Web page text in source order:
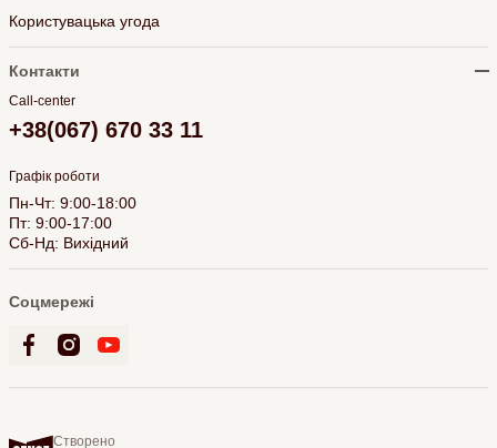
Користувацька угода
Контакти
Call-center
+38(067) 670 33 11
Графік роботи
Пн-Чт: 9:00-18:00
Пт: 9:00-17:00
Сб-Нд: Вихідний
Соцмережі
Створено